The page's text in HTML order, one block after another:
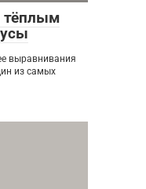
тёплым
выравнивания
из самых